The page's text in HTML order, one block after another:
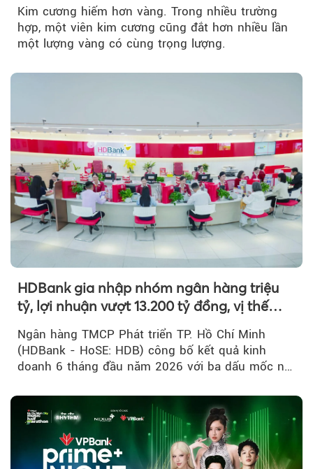
Kim cương hiếm hơn vàng. Trong nhiều trường
hợp, một viên kim cương cũng đắt hơn nhiều lần
một lượng vàng có cùng trọng lượng.
HDBank gia nhập nhóm ngân hàng triệu
tỷ, lợi nhuận vượt 13.200 tỷ đồng, vị thế
mới trên thị trường vốn quốc tế
Ngân hàng TMCP Phát triển TP. Hồ Chí Minh
(HDBank - HoSE: HDB) công bố kết quả kinh
doanh 6 tháng đầu năm 2026 với ba dấu mốc nổi